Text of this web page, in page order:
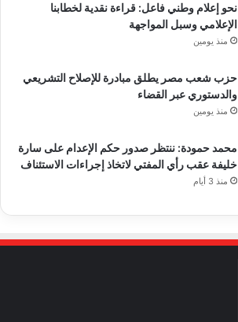
نحو إعلام وطني فاعل: قراءة نقدية لخطابنا
الإعلامي وسبل المواجهة
منذ يومين
حزب شعب مصر يطلق مبادرة للإصلاح التشريعي
والدستوري عبر القضاء
منذ يومين
محمد حمودة: ننتظر صدور حكم الإعدام على سارة
خليفة عقب رأي المفتي لاتخاذ إجراءات الاستئناف
منذ 3 أيام